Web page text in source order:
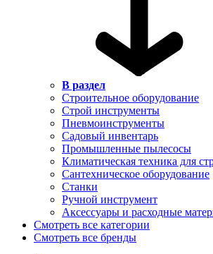
В раздел
Строительное оборудование
Строй инструменты
Пневмоинструменты
Садовый инвентарь
Промышленные пылесосы
Климатическая техника для
Сантехническое оборудование
Станки
Ручной инструмент
Аксессуары и расходные
Смотреть все категории
Смотреть все бренды